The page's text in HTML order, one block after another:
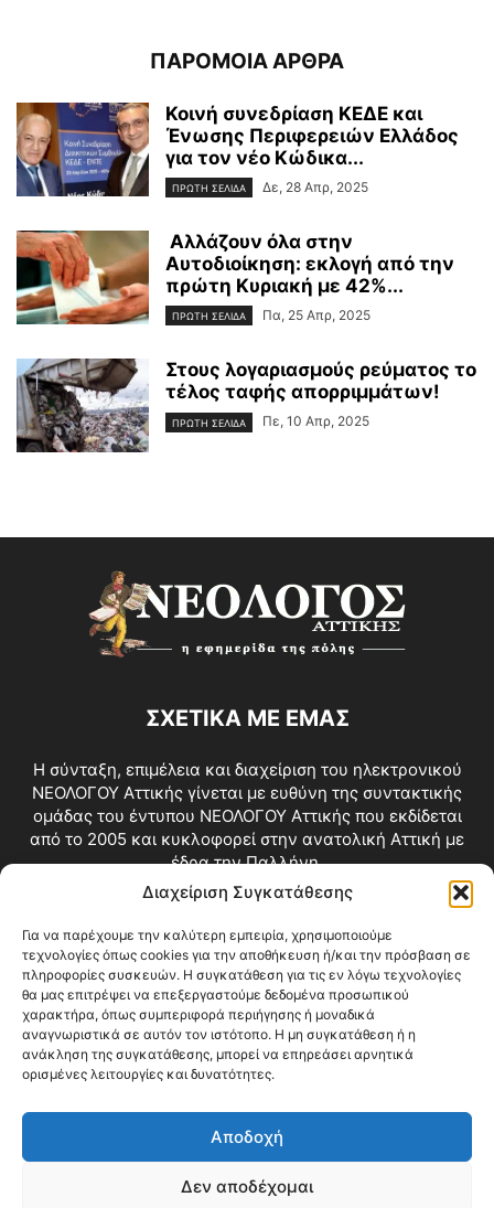
Διαχείριση Συγκατάθεσης
Για να παρέχουμε την καλύτερη εμπειρία, χρησιμοποιούμε
τεχνολογίες όπως cookies για την αποθήκευση ή/και την πρόσβαση σε
πληροφορίες συσκευών. Η συγκατάθεση για τις εν λόγω τεχνολογίες
θα μας επιτρέψει να επεξεργαστούμε δεδομένα προσωπικού
χαρακτήρα, όπως συμπεριφορά περιήγησης ή μοναδικά
αναγνωριστικά σε αυτόν τον ιστότοπο. Η μη συγκατάθεση ή η
ανάκληση της συγκατάθεσης, μπορεί να επηρεάσει αρνητικά
ορισμένες λειτουργίες και δυνατότητες.
Αποδοχή
Δεν αποδέχομαι
ΠΑΡΟΜΟΙΑ ΑΡΘΡΑ
Κοινή συνεδρίαση ΚΕΔΕ και
Ένωσης Περιφερειών Ελλάδος
για τον νέο Κώδικα...
ΠΡΩΤΗ ΣΕΛΙΔΑ Δε, 28 Απρ, 2025
Αλλάζουν όλα στην
Αυτοδιοίκηση: εκλογή από την
πρώτη Κυριακή με 42%...
ΠΡΩΤΗ ΣΕΛΙΔΑ Πα, 25 Απρ, 2025
Στους λογαριασμούς ρεύματος το
τέλος ταφής απορριμμάτων!
ΠΡΩΤΗ ΣΕΛΙΔΑ Πε, 10 Απρ, 2025
ΣΧΕΤΙΚΑ ΜΕ ΕΜΑΣ
Η σύνταξη, επιμέλεια και διαχείριση του ηλεκτρονικού
ΝΕΟΛΟΓΟΥ Αττικής γίνεται με ευθύνη της συντακτικής
ομάδας του έντυπου ΝΕΟΛΟΓΟΥ Αττικής που εκδίδεται
από το 2005 και κυκλοφορεί στην ανατολική Αττική με
έδρα την Παλλήνη.
Επικοινωνία:info@neologosattikis.gr
ΑΚΟΛΟΥΘΗΣΕ ΜΑΣ
Videos Όροι Χρήσης